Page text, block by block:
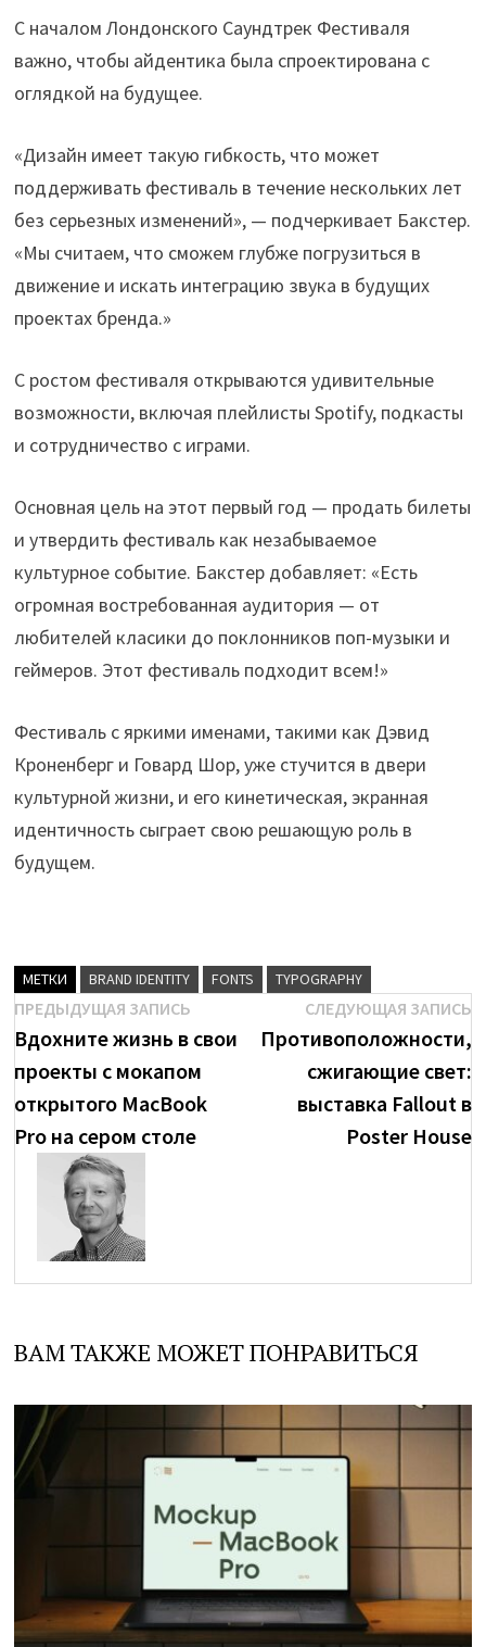
С началом Лондонского Саундтрек Фестиваля
важно, чтобы айдентика была спроектирована с
оглядкой на будущее.
«Дизайн имеет такую гибкость, что может
поддерживать фестиваль в течение нескольких лет
без серьезных изменений», — подчеркивает Бакстер.
«Мы считаем, что сможем глубже погрузиться в
движение и искать интеграцию звука в будущих
проектах бренда.»
С ростом фестиваля открываются удивительные
возможности, включая плейлисты Spotify, подкасты
и сотрудничество с играми.
Основная цель на этот первый год — продать билеты
и утвердить фестиваль как незабываемое
культурное событие. Бакстер добавляет: «Есть
огромная востребованная аудитория — от
любителей класики до поклонников поп-музыки и
геймеров. Этот фестиваль подходит всем!»
Фестиваль с яркими именами, такими как Дэвид
Кроненберг и Говард Шор, уже стучится в двери
культурной жизни, и его кинетическая, экранная
идентичность сыграет свою решающую роль в
будущем.
МЕТКИ BRAND IDENTITY FONTS TYPOGRAPHY
Навигация
по
записям
ПРЕДЫДУЩАЯ ЗАПИСЬ
запись:
Вдохните жизнь в свои
проекты с мокапом
открытого MacBook
Pro на сером столе
СЛЕДУЮЩАЯ ЗАПИСЬ
Противоположности,
сжигающие свет:
выставка Fallout в
Poster House
brenda
Посмотреть
ВАМ ТАКЖЕ МОЖЕТ ПОНРАВИТЬСЯ